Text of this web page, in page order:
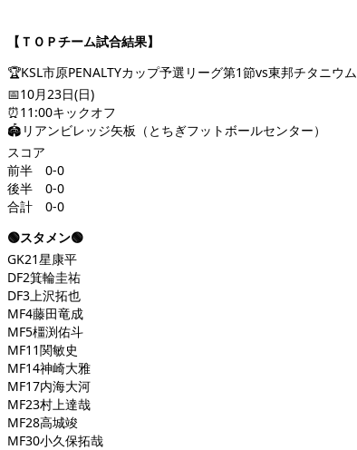
【ＴＯＰチーム試合結果】
🏆KSL市原PENALTYカップ予選リーグ第1節vs東邦チタニウム
📅10月23日(日)
⏰11:00キックオフ
🏟リアンビレッジ矢板（とちぎフットボールセンター）
スコア
前半 0-0
後半 0-0
合計 0-0
🟢スタメン🟢
GK21星康平
DF2箕輪圭祐
DF3上沢拓也
MF4藤田竜成
MF5橿渕佑斗
MF11関敏史
MF14神崎大雅
MF17内海大河
MF23村上達哉
MF28高城竣
MF30小久保拓哉